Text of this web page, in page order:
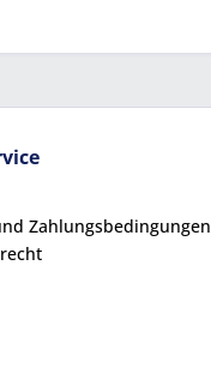
Zahlungsbedingungen